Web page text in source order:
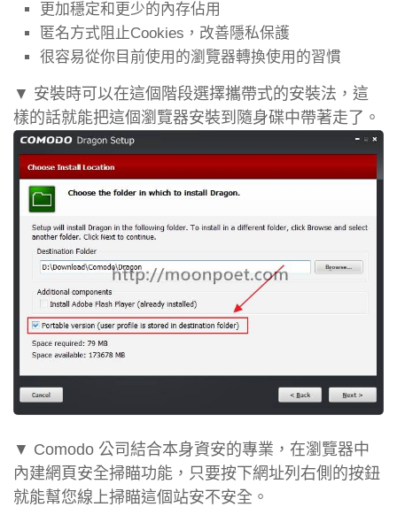
更加穩定和更少的內存佔用
匿名方式阻止Cookies，改善隱私保護
很容易從你目前使用的瀏覽器轉換使用的習慣
▼ 安裝時可以在這個階段選擇攜帶式的安裝法，這
樣的話就能把這個瀏覽器安裝到隨身碟中帶著走了。
▼ Comodo 公司結合本身資安的專業，在瀏覽器中
內建網頁安全掃瞄功能，只要按下網址列右側的按鈕
就能幫您線上掃瞄這個站安不安全。